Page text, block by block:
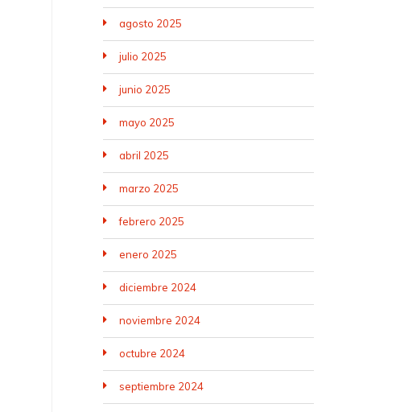
agosto 2025
julio 2025
junio 2025
mayo 2025
abril 2025
marzo 2025
febrero 2025
enero 2025
diciembre 2024
noviembre 2024
octubre 2024
septiembre 2024